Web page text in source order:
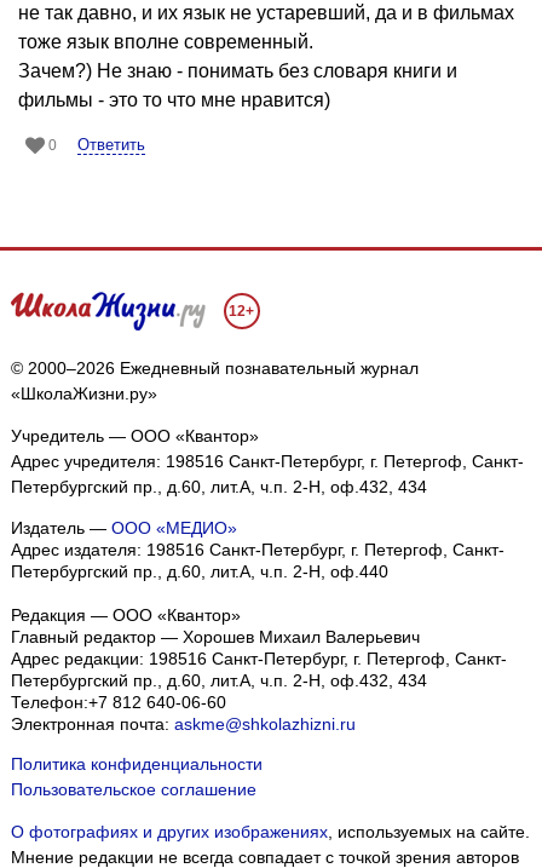
не так давно, и их язык не устаревший, да и в фильмах
тоже язык вполне современный.
Зачем?) Не знаю - понимать без словаря книги и
фильмы - это то что мне нравится)
0 Ответить
12+
© 2000–2026 Ежедневный познавательный журнал
«ШколаЖизни.ру»
Учредитель — ООО «Квантор»
Адрес учредителя: 198516 Санкт-Петербург, г. Петергоф, Санкт-
Петербургский пр., д.60, лит.А, ч.п. 2-Н, оф.432, 434
Издатель — ООО «МЕДИО»
Адрес издателя: 198516 Санкт-Петербург, г. Петергоф, Санкт-
Петербургский пр., д.60, лит.А, ч.п. 2-Н, оф.440
Редакция — ООО «Квантор»
Главный редактор — Хорошев Михаил Валерьевич
Адрес редакции: 198516 Санкт-Петербург, г. Петергоф Санкт-
Петербургский пр., д.60, лит.А, ч.п. 2-Н, оф.432, 434
Телефон:+7 812 640-06-60
Электронная почта: askme@shkolazhizni.ru
Политика конфиденциальности
Пользовательское соглашение
О фотографиях и других изображениях, используемых на сайте.
Мнение редакции не всегда совпадает с точкой зрения авторов